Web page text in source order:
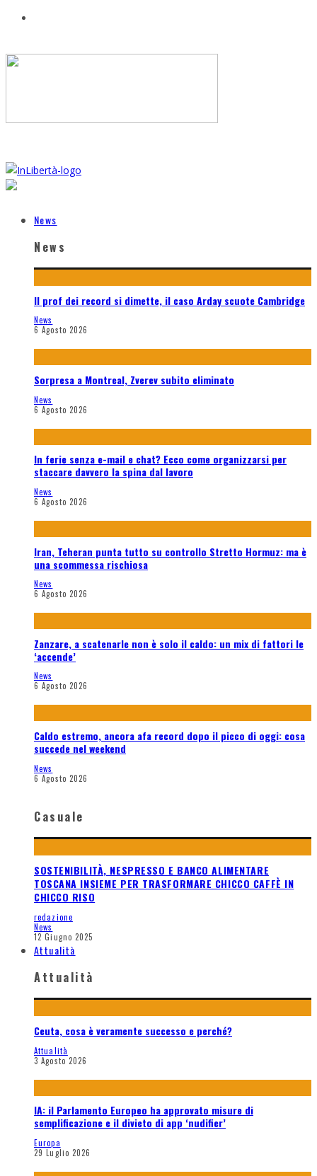
News
News
Il prof dei record si dimette, il caso Arday scuote Cambridge
News
6 Agosto 2026
Sorpresa a Montreal, Zverev subito eliminato
News
6 Agosto 2026
In ferie senza e-mail e chat? Ecco come organizzarsi per
staccare davvero la spina dal lavoro
News
6 Agosto 2026
Iran, Teheran punta tutto su controllo Stretto Hormuz: ma è
una scommessa rischiosa
News
6 Agosto 2026
Zanzare, a scatenarle non è solo il caldo: un mix di fattori le
‘accende’
News
6 Agosto 2026
Caldo estremo, ancora afa record dopo il picco di oggi: cosa
succede nel weekend
News
6 Agosto 2026
Casuale
SOSTENIBILITÀ, NESPRESSO E BANCO ALIMENTARE
TOSCANA INSIEME PER TRASFORMARE CHICCO CAFFÈ IN
CHICCO RISO
redazione
News
12 Giugno 2025
Attualità
Attualità
Ceuta, cosa è veramente successo e perché?
Attualità
3 Agosto 2026
IA: il Parlamento Europeo ha approvato misure di
semplificazione e il divieto di app ‘nudifier’
Europa
29 Luglio 2026